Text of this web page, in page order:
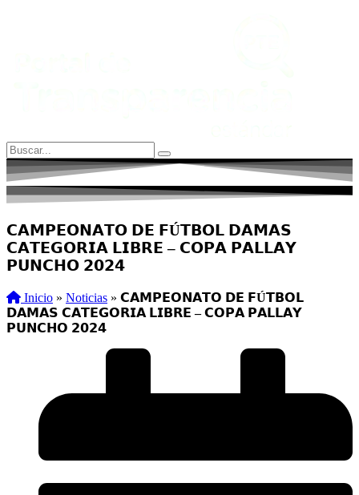
𝗖𝗔𝗠𝗣𝗘𝗢𝗡𝗔𝗧𝗢 𝗗𝗘 𝗙Ú𝗧𝗕𝗢𝗟 𝗗𝗔𝗠𝗔𝗦
𝗖𝗔𝗧𝗘𝗚𝗢𝗥𝗜𝗔 𝗟𝗜𝗕𝗥𝗘 – 𝗖𝗢𝗣𝗔 𝗣𝗔𝗟𝗟𝗔𝗬
𝗣𝗨𝗡𝗖𝗛𝗢 𝟮𝟬𝟮𝟰
Inicio » Noticias » 𝗖𝗔𝗠𝗣𝗘𝗢𝗡𝗔𝗧𝗢 𝗗𝗘 𝗙Ú𝗧𝗕𝗢𝗟
𝗗𝗔𝗠𝗔𝗦 𝗖𝗔𝗧𝗘𝗚𝗢𝗥𝗜𝗔 𝗟𝗜𝗕𝗥𝗘 – 𝗖𝗢𝗣𝗔 𝗣𝗔𝗟𝗟𝗔𝗬
𝗣𝗨𝗡𝗖𝗛𝗢 𝟮𝟬𝟮𝟰